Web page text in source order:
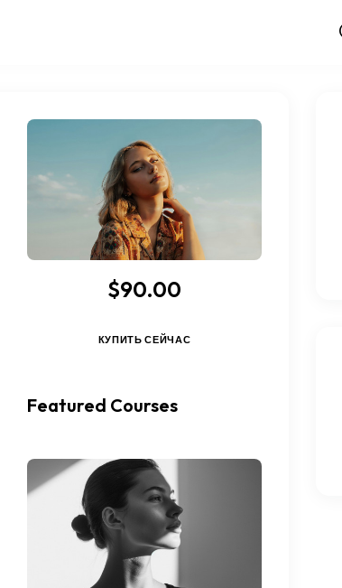
$90.00
КУПИТЬ СЕЙЧАС
Featured Courses